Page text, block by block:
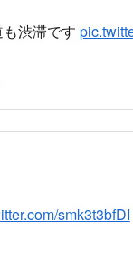
4時間以上
た模様